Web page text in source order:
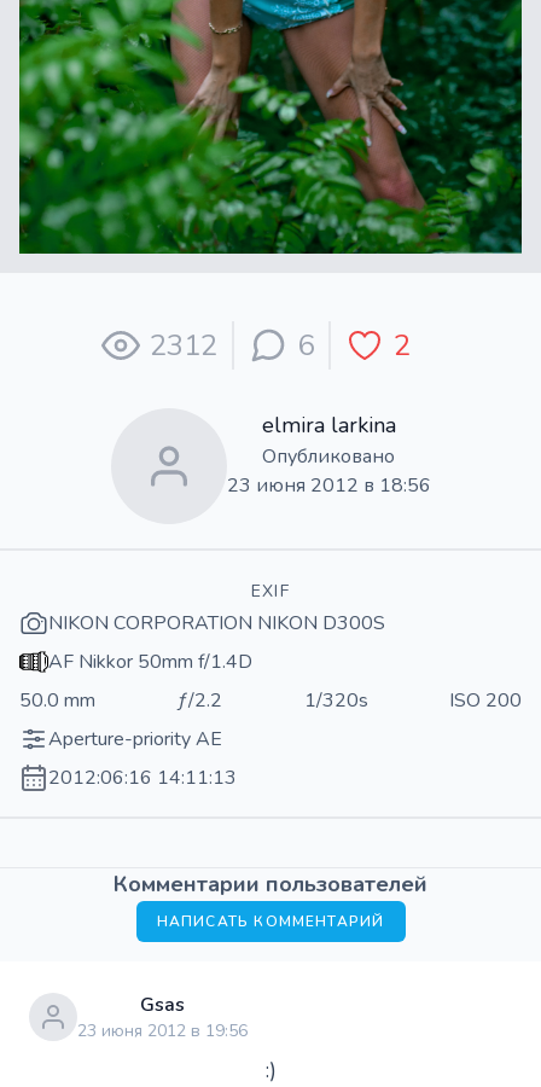
2312 6 2
elmira larkina
Опубликовано
23 июня 2012 в 18:56
EXIF
NIKON CORPORATION NIKON D300S
AF Nikkor 50mm f/1.4D
50.0 mm
ƒ/2.2 1/320s
ISO 200
Aperture-priority AE
2012:06:16 14:11:13
Комментарии пользователей
НАПИСАТЬ КОММЕНТАРИЙ
Gsas
23 июня 2012 в 19:56
:)